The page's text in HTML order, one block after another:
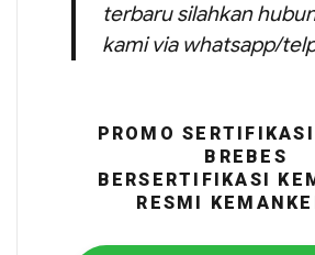
terbaru silahkan
kami via whatsapp/
PROMO
BREBES
BERSERTIFIKASI
RESMI